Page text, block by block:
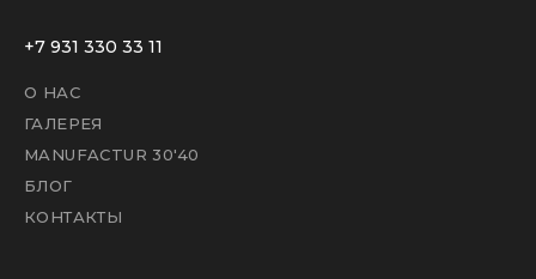
+7 931 330 33 11
О НАС
ГАЛЕРЕЯ
MANUFACTUR 30'40
БЛОГ
КОНТАКТЫ